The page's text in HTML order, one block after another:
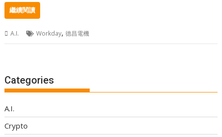
繼續閱讀
A.I. Workday,德昌電機
Categories
A.I.
Crypto